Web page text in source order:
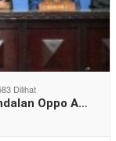
Dilihat
Oppo A…